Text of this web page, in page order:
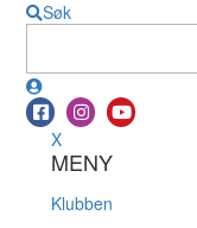
Søk
X
MENY
Klubben